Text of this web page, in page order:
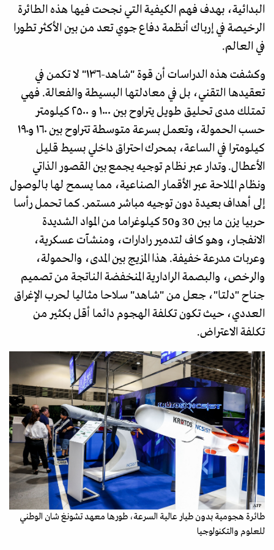
البدائية، بهدف فهم الكيفية التي نجحت فيها هذه الطائرة
الرخيصة في إرباك أنظمة دفاع جوي تعد من بين الأكثر تطورا
في العالم.
وكشفت هذه الدراسات أن قوة "شاهد-١٣٦" لا تكمن في
تعقيدها التقني، بل في معادلتها البسيطة والفعالة. فهي
تمتلك مدى تحليق طويل يتراوح بين ١٠٠٠ و ٢٥٠٠ كيلومتر
حسب الحمولة، وتعمل بسرعة متوسطة تتراوح بين ١٦٠ و١٩٠
كيلومترا في الساعة، بمحرك احتراق داخلي بسيط قليل
الأعطال. وتدار عبر نظام توجيه يجمع بين القصور الذاتي
ونظام الملاحة عبر الأقمار الصناعية، مما يسمح لها بالوصول
إلى أهداف بعيدة دون توجيه مباشر مستمر. كما تحمل رأسا
حربيا يزن ما بين 30 و50 كيلوغراما من المواد الشديدة
الانفجار، وهو كاف لتدمير رادارات، ومنشآت عسكرية،
وعربات مدرعة خفيفة. هذا المزيج بين المدى، والحمولة،
والرخص، والبصمة الرادارية المنخفضة الناتجة من تصميم
جناح "دلتا"، جعل من "شاهد" سلاحا مثاليا لحرب الإغراق
العددي، حيث تكون تكلفة الهجوم دائما أقل بكثير من
تكلفة الاعتراض.
AFP
طائرة هجومية بدون طيار عالية السرعة، طورها معهد تشونغ شان الوطني
للعلوم والتكنولوجيا